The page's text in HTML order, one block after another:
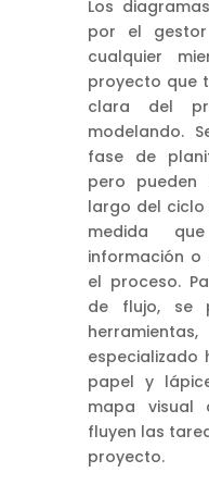
Los
por el
cualquier
proyecto que
clara del
modelando.
fase de
pero
largo del
medida
información o
el proceso.
de flujo, se
especializado
papel y
mapa visual
fluyen las
proyecto.